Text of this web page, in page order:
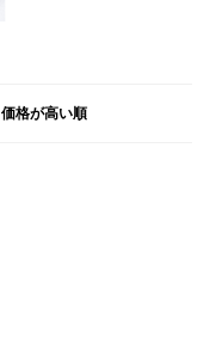
価格が高い順